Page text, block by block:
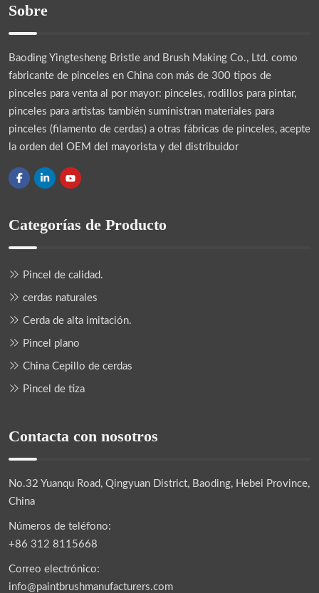
Sobre
Baoding Yingtesheng Bristle and Brush Making Co., Ltd. como
fabricante de pinceles en China con más de 300 tipos de
pinceles para venta al por mayor: pinceles, rodillos para pintar,
pinceles para artistas también suministran materiales para
pinceles (filamento de cerdas) a otras fábricas de pinceles, acepte
la orden del OEM del mayorista y del distribuidor
Categorías de Producto
Pincel de calidad.
cerdas naturales
Cerda de alta imitación.
Pincel plano
China Cepillo de cerdas
Pincel de tiza
Contacta con nosotros
No.32 Yuanqu Road, Qingyuan District, Baoding, Hebei Province,
China
Números de teléfono:
+86 312 8115668
Correo electrónico:
info@paintbrushmanufacturers.com